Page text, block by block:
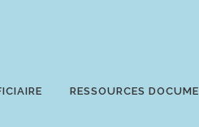
RESSOURCES